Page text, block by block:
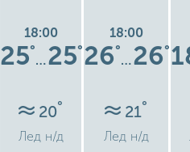
18:00
25°
…25°
20°
Лед н/д
18:00
26°
…26°
21°
Лед н/д